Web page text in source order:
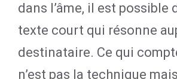
dans l’âme, il est possible
texte court qui résonne
destinataire. Ce qui
n’est pas la technique